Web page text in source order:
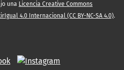
una Licencia Creative Commons
4.0 Internacional (CC BY-NC-SA 4.0).